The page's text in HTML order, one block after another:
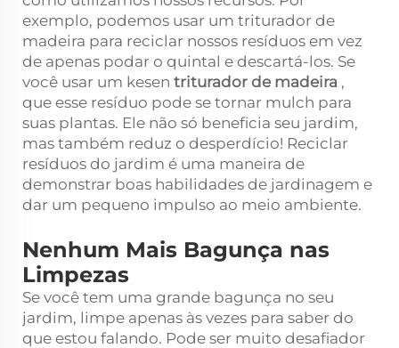
exemplo, podemos usar um triturador de
madeira para reciclar nossos resíduos em vez
de apenas podar o quintal e descartá-los. Se
você usar um kesen triturador de madeira ,
que esse resíduo pode se tornar mulch para
suas plantas. Ele não só beneficia seu jardim,
mas também reduz o desperdício! Reciclar
resíduos do jardim é uma maneira de
demonstrar boas habilidades de jardinagem e
dar um pequeno impulso ao meio ambiente.
Nenhum Mais Bagunça nas
Limpezas
Se você tem uma grande bagunça no seu
jardim, limpe apenas às vezes para saber do
que estou falando. Pode ser muito desafiador